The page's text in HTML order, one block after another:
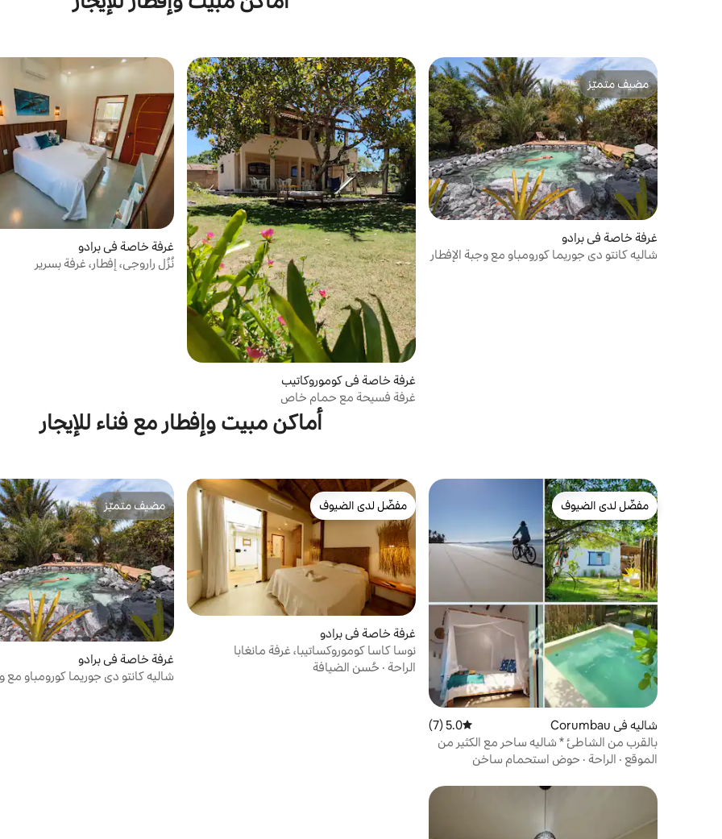
مضيف متميّز
مضيف متميّز
غرفة خاصة في برادو
شاليه كانتو دي جوريما كورومباو مع وجبة الإفطار
غرفة خاصة في كوموروكاتيب
غرفة فسيحة مع حمام خاص
غرفة خاصة في برادو
نُزُل راروجي، إفطار، غرفة بسرير
أماكن مبيت وإفطار مع فناء للإيجار
مفضّل لدى الضيوف
مفضّل لدى الضيوف
شاليه في Corumbau متوسط التقييم 5.0 من 5، 7 مراجعات
5.0 (7)
بالقرب من الشاطئ * شاليه ساحر مع الكثير من
المساحات الخضراء 2
الموقع · الراحة · حوض استحمام ساخن
مفضّل لدى الضيوف
مفضّل لدى الضيوف
غرفة خاصة في برادو
نوسا كاسا كوموروكساتيبا، غرفة مانغابا
الراحة · حُسن الضيافة
مضيف متميّز
مضيف متميّز
غرفة خاصة في برادو
شاليه كانتو دي جوريما كورومباو مع